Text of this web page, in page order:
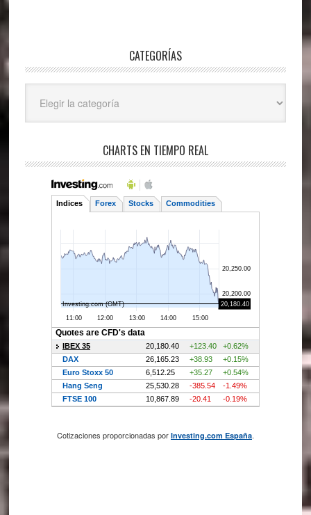
CATEGORÍAS
CHARTS EN TIEMPO REAL
Cotizaciones proporcionadas por Investing.com España.